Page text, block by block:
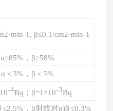
1, β≤0.1/cm2·min-1
α≥85%，β≥58%
α＜3%，β＜5%
-4Bq；β=1×10-3Bq
，β射线对α道≤0.3%